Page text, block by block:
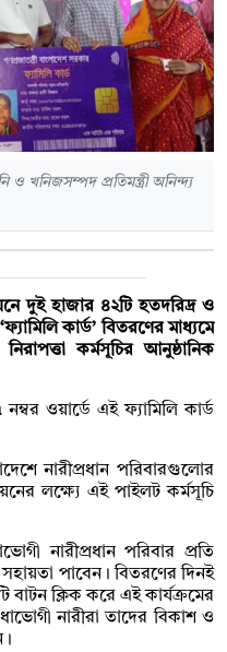
ও খনিজসম্পদ প্রতিমন্ত্রী অনিন্দ্য
দুই হাজার ৪২টি হতদরিদ্র ও
কার্ড’ বিতরণের মাধ্যমে
কর্মসূচির আনুষ্ঠানিক
ওয়ার্ডে এই ফ্যামিলি কার্ড
নারীপ্রধান পরিবারগুলোর
লক্ষ্যে এই পাইলট কর্মসূচি
নারীপ্রধান পরিবার প্রতি
পাবেন। বিতরণের দিনই
বাটন ক্লিক করে এই কার্যক্রমের
নারীরা তাদের বিকাশ ও